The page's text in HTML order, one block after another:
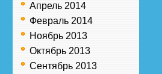
Апрель 2014
Февраль 2014
Ноябрь 2013
Октябрь 2013
Сентябрь 2013